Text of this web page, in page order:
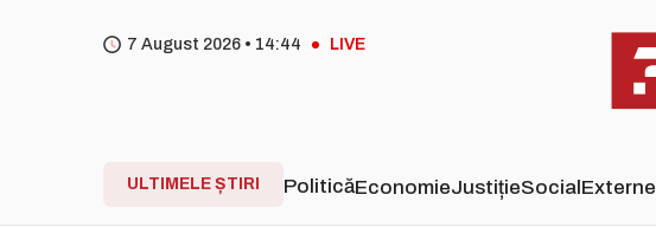
7 August 2026 • 14 44 LIVE
ULTIMELE ȘTIRI PoliticăEconomieJustițieSocialExterne